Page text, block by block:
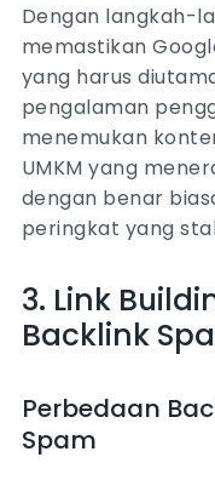
Dengan langkah-
memastikan
yang harus
pengalaman
menemukan
UMKM yang
dengan benar
peringkat yang
3. Link
Backlink
Perbedaan
Spam